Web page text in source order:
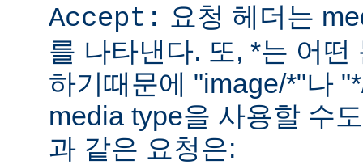
Accept: 요청 헤더는
를 나타낸다. 또, *는 어
하기때문에 "image/*"나
media type을 사용할 수
과 같은 요청은: